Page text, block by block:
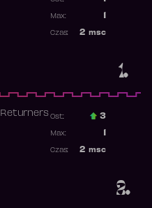
1.
Max:
2 msc
Czas:
2.
Returners Ost.: 3
Max:
2 msc
Czas: